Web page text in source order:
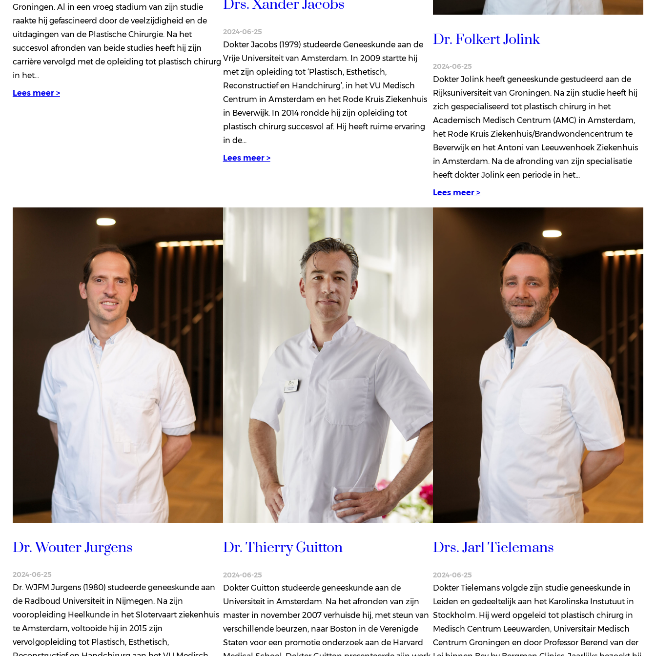
Groningen. Al in een vroeg stadium van zijn studie
raakte hij gefascineerd door de veelzijdigheid en de
uitdagingen van de Plastische Chirurgie. Na het
succesvol afronden van beide studies heeft hij zijn
carrière vervolgd met de opleiding tot plastisch chirurg
in het…
Lees meer >
Drs. Xander Jacobs
2024-06-25
Dokter Jacobs (1979) studeerde Geneeskunde aan de
Vrije Universiteit van Amsterdam. In 2009 startte hij
met zijn opleiding tot ‘Plastisch, Esthetisch,
Reconstructief en Handchirurg’, in het VU Medisch
Centrum in Amsterdam en het Rode Kruis Ziekenhuis
in Beverwijk. In 2014 rondde hij zijn opleiding tot
plastisch chirurg succesvol af. Hij heeft ruime ervaring
in de…
Lees meer >
Dr. Folkert Jolink
2024-06-25
Dokter Jolink heeft geneeskunde gestudeerd aan de
Rijksuniversiteit van Groningen. Na zijn studie heeft hij
zich gespecialiseerd tot plastisch chirurg in het
Academisch Medisch Centrum (AMC) in Amsterdam,
het Rode Kruis Ziekenhuis/Brandwondencentrum te
Beverwijk en het Antoni van Leeuwenhoek Ziekenhuis
in Amsterdam. Na de afronding van zijn specialisatie
heeft dokter Jolink een periode in het…
Lees meer >
Dr. Wouter Jurgens
2024-06-25
Dr. WJFM Jurgens (1980) studeerde geneeskunde aan
de Radboud Universiteit in Nijmegen. Na zijn
vooropleiding Heelkunde in het Slotervaart ziekenhuis
te Amsterdam, voltooide hij in 2015 zijn
vervolgopleiding tot Plastisch, Esthetisch,
Dr. Thierry Guitton
2024-06-25
Dokter Guitton studeerde geneeskunde aan de
Universiteit in Amsterdam. Na het afronden van zijn
master in november 2007 verhuisde hij, met steun van
verschillende beurzen, naar Boston in de Verenigde
Staten voor een promotie onderzoek aan de Harvard
Drs. Jarl Tielemans
2024-06-25
Dokter Tielemans volgde zijn studie geneeskunde in
Leiden en gedeeltelijk aan het Karolinska Instutuut in
Stockholm. Hij werd opgeleid tot plastisch chirurg in
Medisch Centrum Leeuwarden, Universitair Medisch
Centrum Groningen en door Professor Berend van der